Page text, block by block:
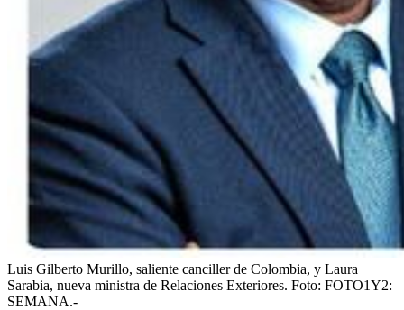
Luis Gilberto Murillo, saliente canciller de Colombia, y Laura
Sarabia, nueva ministra de Relaciones Exteriores. Foto: FOTO1Y2:
SEMANA.-